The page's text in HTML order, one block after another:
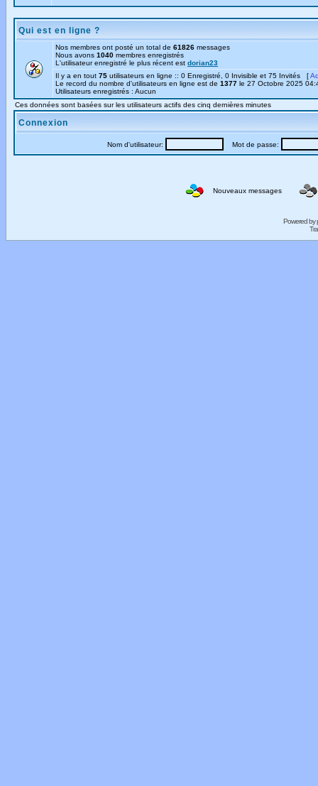
Qui est en ligne ?
Nos membres ont posté un total de 61826 messages
Nous avons 1040 membres enregistrés
L'utilisateur enregistré le plus récent est dorian23
Il y a en tout 75 utilisateurs en ligne :: 0 Enregistré, 0 Invisible et 75 Invités [
Le record du nombre d'utilisateurs en ligne est de 1377 le 27 Octobre 2025
Utilisateurs enregistrés : Aucun
Ces données sont basées sur les utilisateurs actifs des cinq dernières minutes
Connexion
Nom d'utilisateur: Mot de passe:
Nouveaux messages
Powered by